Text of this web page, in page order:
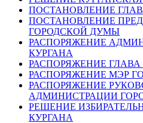
ПОСТАНОВЛЕНИЕ
ПОСТАНОВЛЕНИЕ
ГОРОДСКОЙ ДУМЫ
РАСПОРЯЖЕНИЕ
КУРГАНА
РАСПОРЯЖЕНИЕ ГЛАВА
РАСПОРЯЖЕНИЕ МЭР
РАСПОРЯЖЕНИЕ
АДМИНИСТРАЦИИ
РЕШЕНИЕ
КУРГАНА